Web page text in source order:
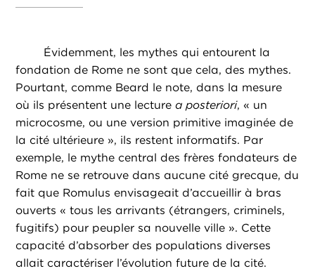
Évidemment, les mythes qui entourent la
fondation de Rome ne sont que cela, des mythes.
Pourtant, comme Beard le note, dans la mesure
où ils présentent une lecturea posteriori, « un
microcosme, ou une version primitive imaginée de
la cité ultérieure », ils restent informatifs. Par
exemple, le mythe central des frères fondateurs de
Rome ne se retrouve dans aucune cité grecque, du
fait que Romulus envisageait d’accueillir à bras
ouverts « tous les arrivants (étrangers, criminels,
fugitifs) pour peupler sa nouvelle ville ». Cette
capacité d’absorber des populations diverses
allait caractériser l’évolution future de la cité.